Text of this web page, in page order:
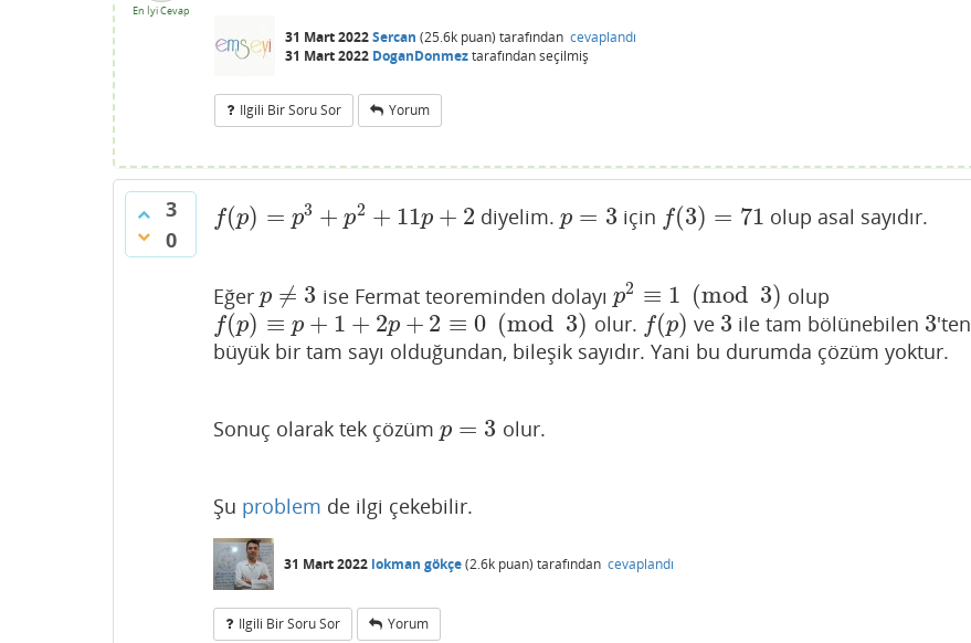
En İyi Cevap
31 Mart 2022Sercan (25.6k puan) tarafından cevaplandı
31 Mart 2022 DoganDonmeztarafındanseçilmiş
Ilgili Bir Soru Sor Yorum
3
0
f(p) = p3 + p2 + 11p + 2
f(p)=p 3+ p2 +11p+ 2 diyelim.p = 3
p =3 için f(3) = 71
f(3)=71 olup asal sayıdır.
Eğer p ≠ 3
p ≠3 ise Fermat teoreminden dolayı p2 ≡ 1 (mod 3)
p2 ≡1( mod3) olup
f(p) ≡ p + 1 + 2p + 2 ≡ 0 (mod 3)
f(p)≡p +1 +2p+ 2 ≡0 mod3 ) olur. f(p)
f(p) ve 3
3 ile tam bölünebilen 3
3'ten
büyük bir tam sayı olduğundan, bileşik sayıdır. Yani bu durumda çözüm yoktur.
Sonuç olarak tek çözüm p = 3
p =3 olur.
Şu problem de ilgi çekebilir.
31 Mart 2022 lokman gökçe(2.6k puan) tarafından cevaplandı
Ilgili Bir Soru Sor Yorum